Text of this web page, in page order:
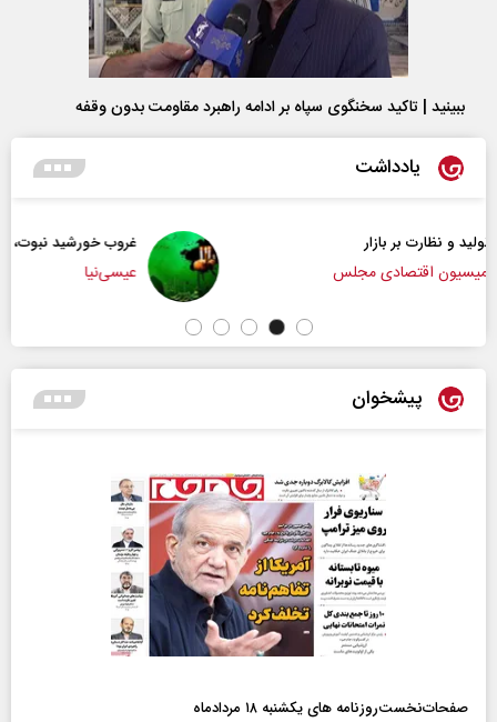
ببینید | تاکید سخنگوی سپاه بر ادامه راهبرد مقاومت بدون وقفه
یادداشت
غروب خورشید نبوت، طلوع تمدن امت
پیشخوان
صفحات‌نخست‌روزنامه ها‌ی یکشنبه ۱۸ مردادماه